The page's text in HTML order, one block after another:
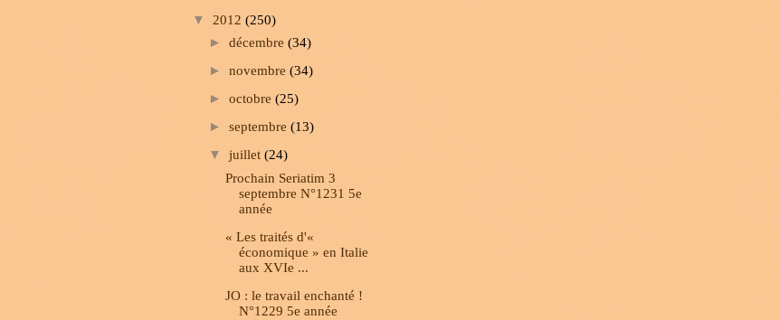
▼ 2012 (250)
► décembre (34)
► novembre (34)
► octobre (25)
► septembre (13)
▼ juillet (24)
Prochain Seriatim 3
septembre N°1231 5e
année
« Les traités d'«
économique » en Italie
aux XVIe ...
JO : le travail enchanté !
N°1229 5e année